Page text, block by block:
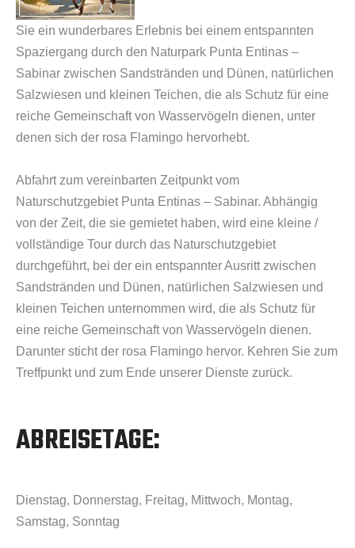
Sie ein wunderbares Erlebnis bei einem entspannten
Spaziergang durch den Naturpark Punta Entinas –
Sabinar zwischen Sandstränden und Dünen, natürlichen
Salzwiesen und kleinen Teichen, die als Schutz für eine
reiche Gemeinschaft von Wasservögeln dienen, unter
denen sich der rosa Flamingo hervorhebt.
Abfahrt zum vereinbarten Zeitpunkt vom
Naturschutzgebiet Punta Entinas – Sabinar. Abhängig
von der Zeit, die sie gemietet haben, wird eine kleine /
vollständige Tour durch das Naturschutzgebiet
durchgeführt, bei der ein entspannter Ausritt zwischen
Sandstränden und Dünen, natürlichen Salzwiesen und
kleinen Teichen unternommen wird, die als Schutz für
eine reiche Gemeinschaft von Wasservögeln dienen.
Darunter sticht der rosa Flamingo hervor. Kehren Sie zum
Treffpunkt und zum Ende unserer Dienste zurück.
ABREISETAGE:
Dienstag, Donnerstag, Freitag, Mittwoch, Montag,
Samstag, Sonntag